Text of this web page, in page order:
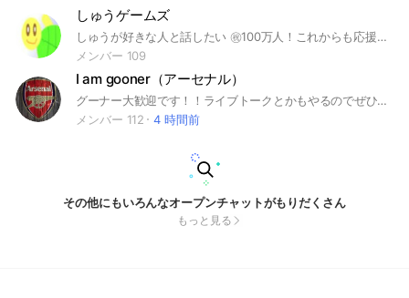
しゅうゲームズ
しゅうが好きな人と話したい ㊗️100万人！これからも応援しよう！ #しゅうゲームズ #ゲーム実況者 #激エブ
メンバー 109
I am gooner（アーセナル）
グーナー大歓迎です！！ライブトークとかもやるのでぜひぜひ！荒らしはやめてくださいね！通報のち強制退会となります。 この下↓にルールが書いてあります。ちゃんと見てね！ 【このオプチャのルール】 1、アーセナルに関わることを話してね（少し話が逸れるくらいは全然◎） 2、敬語でもタメ語でもおっけーです。ただ言葉遣いには気をつけて話してね。 3、他のオプチャの宣伝はやめてください。 4、管理者はすぐにトークを見れない時があります。ご了承ください。 その他、気になる点があれば管理者をメンションしてください。 5、管理者が頑張って書いてる「ノート」、また「イベント」に書いてある試合日程ももぜひ見て！このオプチャに、それを見てる人はいるのだろうか、、 6、ライブトークもやってます！ぜひ入ってみてー #アーセナル
メンバー 112
4 時間前
その他にもいろんなオープンチャットがもりだくさん
もっと見る